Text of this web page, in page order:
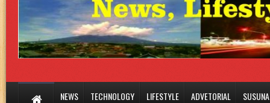
NEWS TECHNOLOGY LIFESTYLE ADVETORIAL